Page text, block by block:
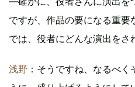
ですが、作品の要になる重要
では、役者にどんな演出をさ
浅野 ：そうですね、なるべ